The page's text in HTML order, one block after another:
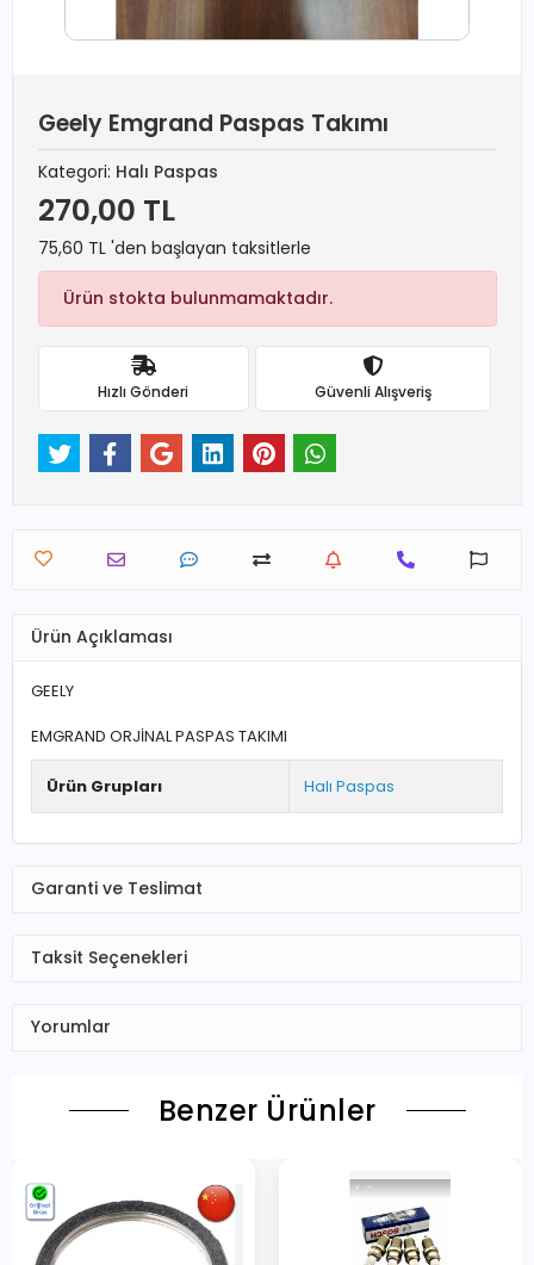
Geely Emgrand Paspas Takımı
Kategori: Halı Paspas
270,00 TL
75,60 TL 'den başlayan taksitlerle
Ürün stokta bulunmamaktadır.
Hızlı Gönderi Güvenli Alışveriş
Ürün Açıklaması
GEELY
EMGRAND ORJİNAL PASPAS TAKIMI
Ürün Grupları Halı Paspas
Garanti ve Teslimat
Taksit Seçenekleri
Yorumlar
Benzer Ürünler